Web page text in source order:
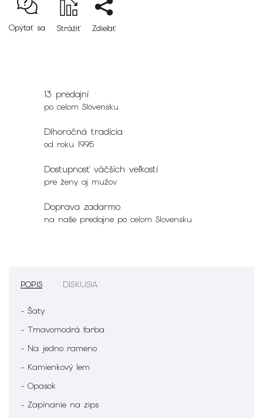
Opýtať sa Strážiť Zdieľať
13 predajní
po celom Slovensku
Dlhoročná tradícia
od roku 1995
Dostupnosť väčších veľkostí
pre ženy aj mužov
Doprava zadarmo
na naše predajne po celom Slovensku
POPIS DISKUSIA
- Šaty
- Tmavomodrá farba
- Na jedno rameno
- Kamienkový lem
- Opasok
- Zapínanie na zips